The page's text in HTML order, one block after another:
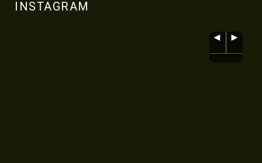
INSTAGRAM